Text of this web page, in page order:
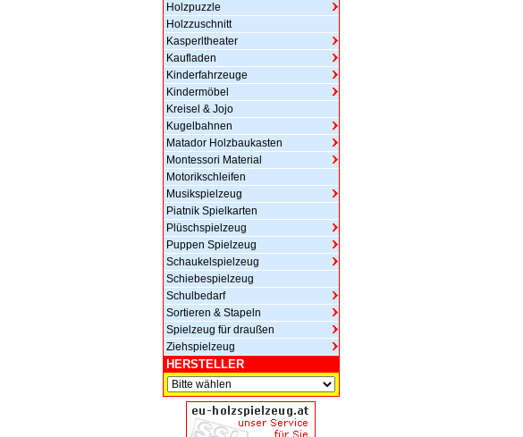
Holzpuzzle
Holzzuschnitt
Kasperltheater
Kaufladen
Kinderfahrzeuge
Kindermöbel
Kreisel & Jojo
Kugelbahnen
Matador Holzbaukasten
Montessori Material
Motorikschleifen
Musikspielzeug
Piatnik Spielkarten
Plüschspielzeug
Puppen Spielzeug
Schaukelspielzeug
Schiebespielzeug
Schulbedarf
Sortieren & Stapeln
Spielzeug für draußen
Ziehspielzeug
HERSTELLER